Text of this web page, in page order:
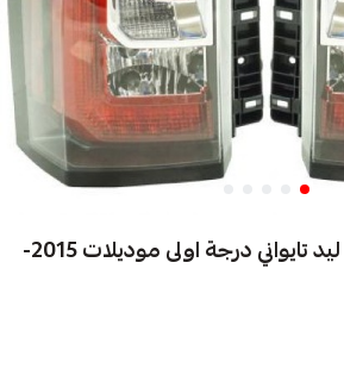
اسطب يوكون خلفي ليد تايواني درجة اولى موديلات 2015-